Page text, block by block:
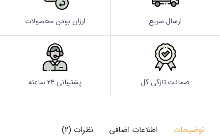
ارسال سریع ارزان بودن محصولات
ضمانت تازگی گل پشتیبانی 24 ساعته
توضیحات اطلاعات اضافی نظرات (2)